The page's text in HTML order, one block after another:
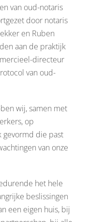
van oud-notaris
door notaris
en Ruben
aan de praktijk
directeur
van oud-
wij, samen met
op
gevormd die past
van onze
het hele
beslissingen
een eigen huis, bij